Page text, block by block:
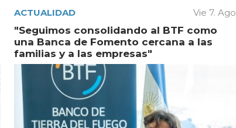
ACTUALIDAD Vie 7. Ago
"Seguimos consolidando al BTF como
una Banca de Fomento cercana a las
familias y a las empresas"